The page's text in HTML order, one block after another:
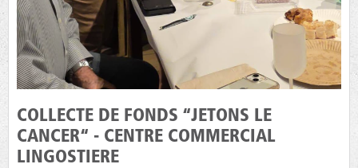
COLLECTE DE FONDS “JETONS LE
CANCER“ - CENTRE COMMERCIAL
LINGOSTIERE